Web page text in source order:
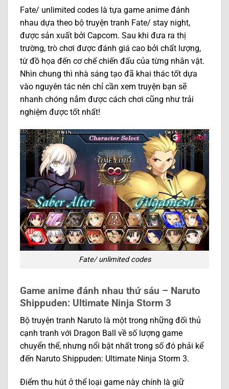
Fate/ unlimited codes là tựa game anime đánh
nhau dựa theo bộ truyện tranh Fate/ stay night,
được sản xuất bởi Capcom. Sau khi đưa ra thị
trường, trò chơi được đánh giá cao bởi chất lượng,
từ đồ họa đến cơ chế chiến đấu của từng nhân vật.
Nhìn chung thì nhà sáng tạo đã khai thác tốt dựa
vào nguyên tác nên chỉ cần xem truyện bạn sẽ
nhanh chóng nắm được cách chơi cũng như trải
nghiệm được tốt nhất!
Fate/ unlimited codes
Game anime đánh nhau thứ sáu – Naruto
Shippuden: Ultimate Ninja Storm 3
Bộ truyện tranh Naruto là một trong những đối thủ
cạnh tranh với Dragon Ball về số lượng game
chuyển thể, nhưng nổi bật nhất trong số đó phải kể
đến Naruto Shippuden: Ultimate Ninja Storm 3.
Điểm thu hút ở thể loại game này chính là giữ